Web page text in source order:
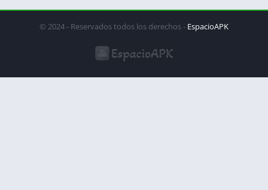
© 2024 - Reservados todos los derechos - EspacioAPK